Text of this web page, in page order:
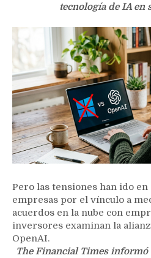
tecnología de IA en
Pero las tensiones han ido
empresas por el vínculo a
acuerdos en la nube con
inversores examinan la
OpenAI.
The Financial ⁠Times